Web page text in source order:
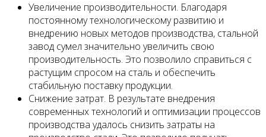
Увеличение производительности. Благодаря
постоянному технологическому развитию и
внедрению новых методов производства, стальной
завод сумел значительно увеличить свою
производительность. Это позволило справиться с
растущим спросом на сталь и обеспечить
стабильную поставку продукции.
Снижение затрат. В результате внедрения
современных технологий и оптимизации процессов
производства удалось снизить затраты на